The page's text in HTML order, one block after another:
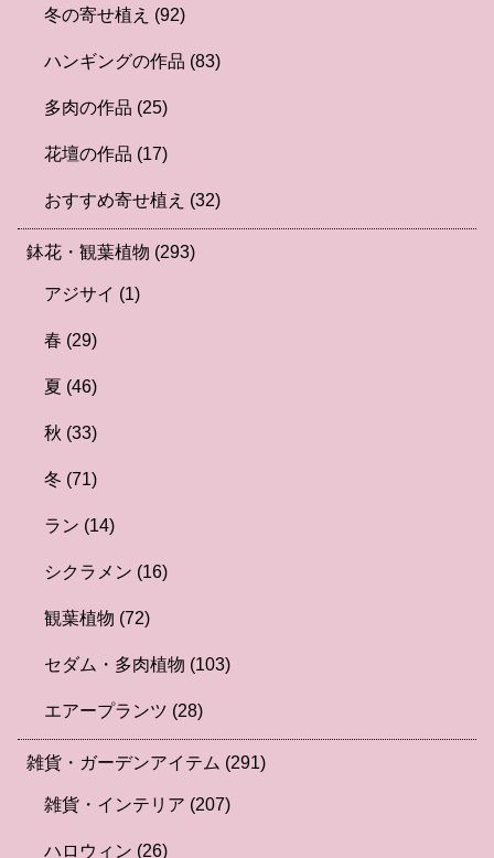
冬の寄せ植え (92)
ハンギングの作品 (83)
多肉の作品 (25)
花壇の作品 (17)
おすすめ寄せ植え (32)
鉢花・観葉植物 (293)
アジサイ (1)
春 (29)
夏 (46)
秋 (33)
冬 (71)
ラン (14)
シクラメン (16)
観葉植物 (72)
セダム・多肉植物 (103)
エアープランツ (28)
雑貨・ガーデンアイテム (291)
雑貨・インテリア (207)
ハロウィン (26)